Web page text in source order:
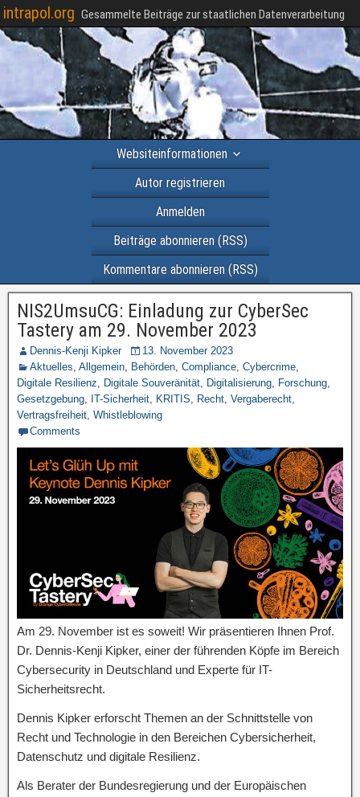
intrapol.org Gesammelte Beiträge zur staatlichen Datenverarbeitung
Websiteinformationen
Autor registrieren
Anmelden
Beiträge abonnieren (RSS)
Kommentare abonnieren (RSS)
NIS2UmsuCG: Einladung zur CyberSec
Tastery am 29. November 2023
Dennis-Kenji Kipker
13. November 2023
Aktuelles, Allgemein, Behörden, Compliance, Cybercrime,
Digitale Resilienz, Digitale Souveränität, Digitalisierung, Forschung,
Gesetzgebung, IT-Sicherheit, KRITIS, Recht, Vergaberecht,
Vertragsfreiheit, Whistleblowing
Comments
Am 29. November ist es soweit! Wir präsentieren Ihnen Prof.
Dr. Dennis-Kenji Kipker, einer der führenden Köpfe im Bereich
Cybersecurity in Deutschland und Experte für IT-
Sicherheitsrecht.
Dennis Kipker erforscht Themen an der Schnittstelle von
Recht und Technologie in den Bereichen Cybersicherheit,
Datenschutz und digitale Resilienz.
Als Berater der Bundesregierung und der Europäischen